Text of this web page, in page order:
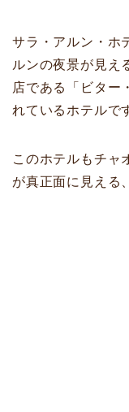
サラ・アルン・ホ
ルンの夜景が見え
店である「ビター
れているホテルで
このホテルもチャ
が真正面に見える